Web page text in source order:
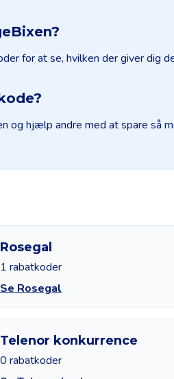
for at se, hvilken der giver dig
og hjælp andre med at spare så
Rosegal
1 rabatkoder
Se Rosegal
Telenor konkurrence
0 rabatkoder